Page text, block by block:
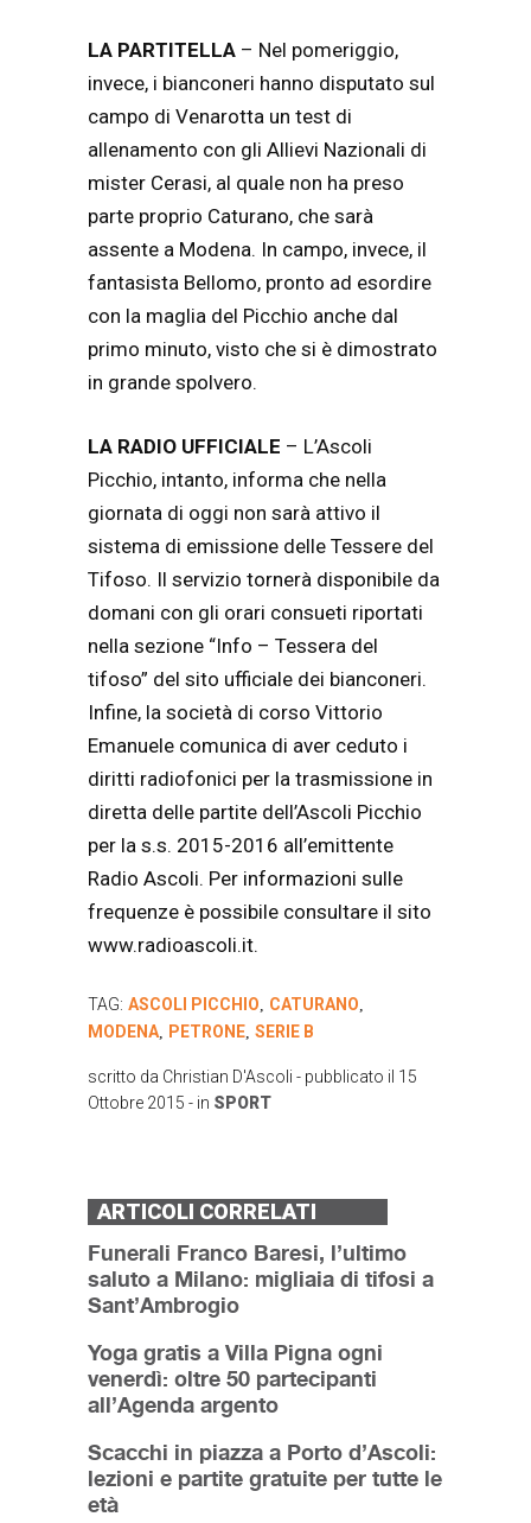
LA PARTITELLA – Nel pomeriggio,
invece, i bianconeri hanno disputato sul
campo di Venarotta un test di
allenamento con gli Allievi Nazionali di
mister Cerasi, al quale non ha preso
parte proprio Caturano, che sarà
assente a Modena. In campo, invece, il
fantasista Bellomo, pronto ad esordire
con la maglia del Picchio anche dal
primo minuto, visto che si è dimostrato
in grande spolvero.
LA RADIO UFFICIALE – L’Ascoli
Picchio, intanto, informa che nella
giornata di oggi non sarà attivo il
sistema di emissione delle Tessere del
Tifoso. Il servizio tornerà disponibile da
domani con gli orari consueti riportati
nella sezione “Info – Tessera del
tifoso” del sito ufficiale dei bianconeri.
Infine, la società di corso Vittorio
Emanuele comunica di aver ceduto i
diritti radiofonici per la trasmissione in
diretta delle partite dell’Ascoli Picchio
per la s.s. 2015-2016 all’emittente
Radio Ascoli. Per informazioni sulle
frequenze è possibile consultare il sito
www.radioascoli.it.
TAG: ASCOLI PICCHIO, CATURANO,
MODENA, PETRONE, SERIE B
scritto da Christian D'Ascoli - pubblicato il 15
Ottobre 2015 - in SPORT
ARTICOLI CORRELATI
Funerali Franco Baresi, l’ultimo
saluto a Milano: migliaia di tifosi a
Sant’Ambrogio
Yoga gratis a Villa Pigna ogni
venerdì: oltre 50 partecipanti
all’Agenda argento
Scacchi in piazza a Porto d’Ascoli:
lezioni e partite gratuite per tutte le
età